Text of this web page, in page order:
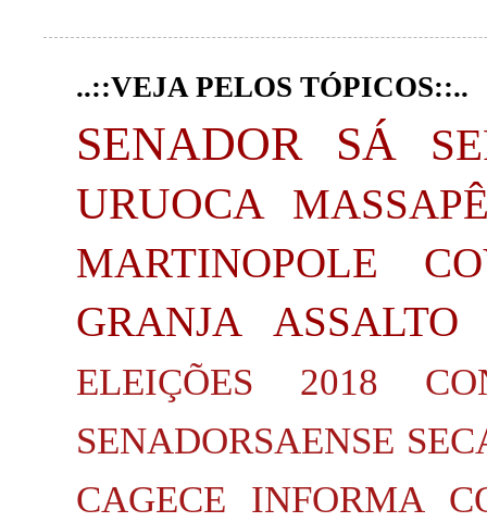
..::VEJA PELOS TÓPICOS::..
SENADOR SÁ
URUOCA
MARTINOPOLE
GRANJA
ASSALTO
ELEIÇÕES 2018
SENADORSAENSE
CAGECE INFORMA